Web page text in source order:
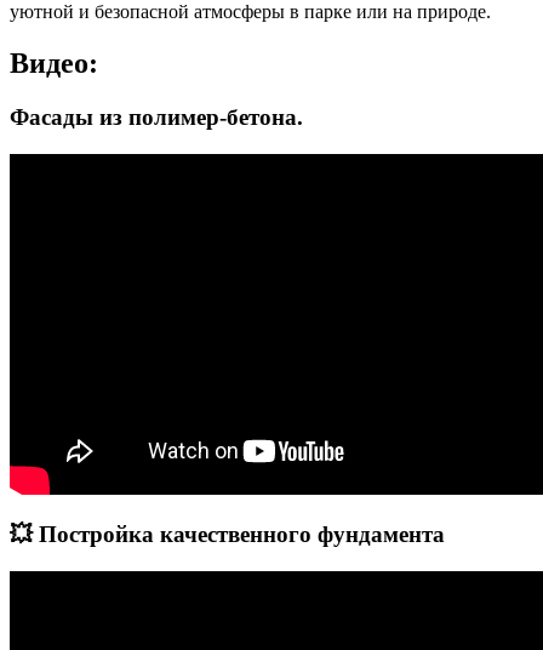
уютной и безопасной атмосферы в парке или на природе.
Видео:
Фасады из полимер-бетона.
💥 Постройка качественного фундамента